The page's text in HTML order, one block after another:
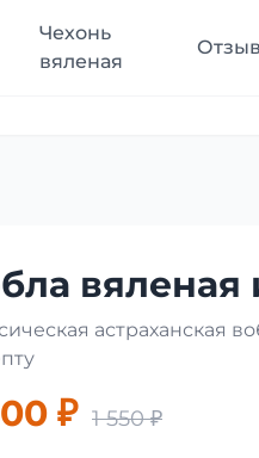
Чехонь
вяленая
вяленая
астраханская
₽ 1 550 ₽